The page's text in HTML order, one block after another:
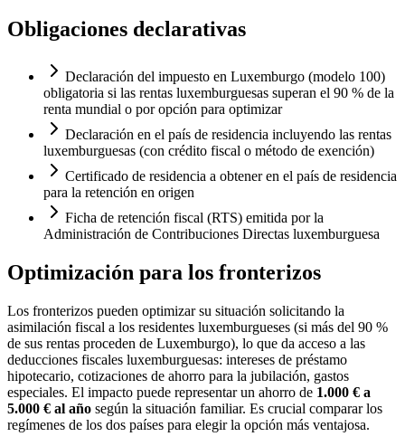
Obligaciones declarativas
Declaración del impuesto en Luxemburgo (modelo 100)
obligatoria si las rentas luxemburguesas superan el 90 % de la
renta mundial o por opción para optimizar
Declaración en el país de residencia incluyendo las rentas
luxemburguesas (con crédito fiscal o método de exención)
Certificado de residencia a obtener en el país de residencia
para la retención en origen
Ficha de retención fiscal (RTS) emitida por la
Administración de Contribuciones Directas luxemburguesa
Optimización para los fronterizos
Los fronterizos pueden optimizar su situación solicitando la
asimilación fiscal a los residentes luxemburgueses (si más del 90 %
de sus rentas proceden de Luxemburgo), lo que da acceso a las
deducciones fiscales luxemburguesas: intereses de préstamo
hipotecario, cotizaciones de ahorro para la jubilación, gastos
especiales. El impacto puede representar un ahorro de 1.000 € a
5.000 € al año según la situación familiar. Es crucial comparar los
regímenes de los dos países para elegir la opción más ventajosa.